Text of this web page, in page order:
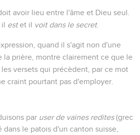
avoir lieu entre l'âme et Dieu seul.
il estet il voit dans le secret.
quand il s'agit non d'une
la prière, montre clairement ce que le
versets qui précèdent, par ce mot
craint pourtant pas d'employer.
par user de vaines redites(grec
dans le patois d'un canton suisse,